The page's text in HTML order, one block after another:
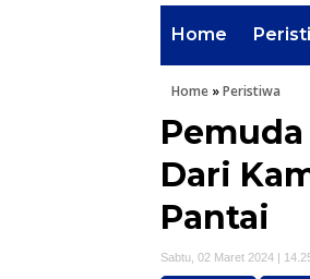
Home
Home »Peristiwa
Dari
Pantai
Sabtu, 02 Maret 2024 |